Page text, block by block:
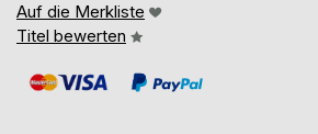
Auf die Merkliste
Titel bewerten